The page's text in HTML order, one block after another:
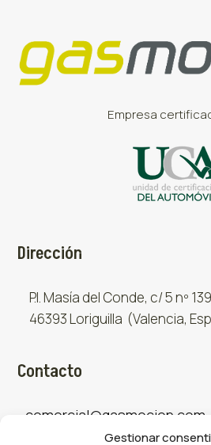
Gestionar
Empresa
Dirección
P.I. Masía del Conde, c/ 5 nº 139
46393 Loriguilla (Valencia,
Contacto
comercial@gasmocion.com